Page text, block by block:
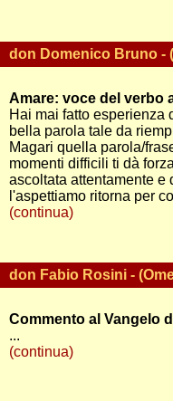
don Domenico Bruno -
Amare: voce del verbo
Hai mai fatto esperienza
bella parola tale da
Magari quella parola/
momenti difficili ti dà
ascoltata attentamente e
l'aspettiamo ritorna per
(continua)
don Fabio Rosini -
Commento al Vangelo
...
(continua)